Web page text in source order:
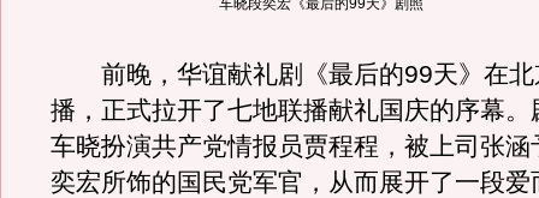
车晓段奕宏《最后的99天》剧照
前晚，华谊献礼剧《最后的99天》在北
播，正式拉开了七地联播献礼国庆的序幕。
车晓扮演共产党情报员贾程程，被上司张涵
奕宏所饰的国民党军官，从而展开了一段爱